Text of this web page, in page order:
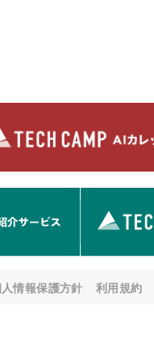
情報保護方針 利用規約